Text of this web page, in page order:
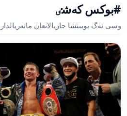
#بوكس كەشٸ
وسى تەگ بويىنشا جاريالانعان